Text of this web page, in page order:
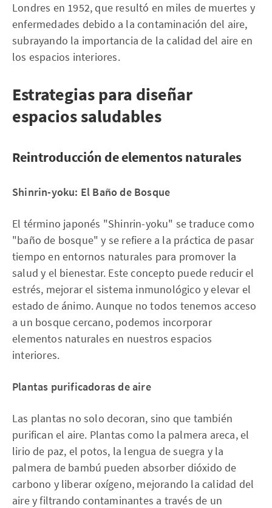
Londres en 1952, que resultó en miles de muertes y
enfermedades debido a la contaminación del aire,
subrayando la importancia de la calidad del aire en
los espacios interiores.
Estrategias para diseñar
espacios saludables
Reintroducción de elementos naturales
Shinrin-yoku: El Baño de Bosque
El término japonés "Shinrin-yoku" se traduce como
"baño de bosque" y se refiere a la práctica de pasar
tiempo en entornos naturales para promover la
salud y el bienestar. Este concepto puede reducir el
estrés, mejorar el sistema inmunológico y elevar el
estado de ánimo. Aunque no todos tenemos acceso
a un bosque cercano, podemos incorporar
elementos naturales en nuestros espacios
interiores.
Plantas purificadoras de aire
Las plantas no solo decoran, sino que también
purifican el aire. Plantas como la palmera areca, el
lirio de paz, el potos, la lengua de suegra y la
palmera de bambú pueden absorber dióxido de
carbono y liberar oxígeno, mejorando la calidad del
aire y filtrando contaminantes a través de un